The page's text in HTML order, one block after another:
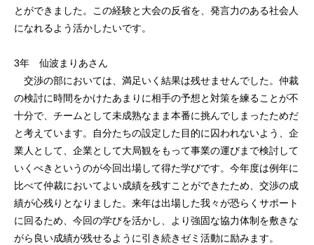
とができました。この経験と大会の反省を、発言力のある社会人
になれるよう活かしたいです。
3年 仙波まりあさん
交渉の部においては、満足いく結果は残せませんでした。仲裁
の検討に時間をかけたあまりに相手の予想と対策を練ることが不
十分で、チームとして未成熟なまま本番に挑んでしまったためだ
と考えています。自分たちの設定した目的に囚われないよう、企
業人として、企業として大局観をもって事業の運びまで検討して
いくべきというのが今回出場して得た学びです。今年度は例年に
比べて仲裁においてよい成績を残すことができたため、交渉の成
績が心残りとなりました。来年は出場した我々が恐らくサポート
に回るため、今回の学びを活かし、より強固な協力体制を敷きな
がら良い成績が残せるように引き続きゼミ活動に励みます。